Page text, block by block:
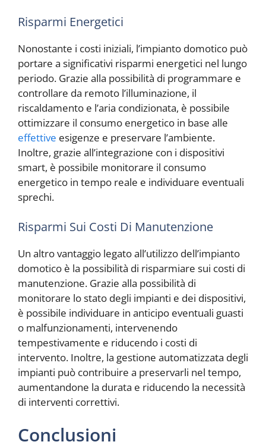
Risparmi Energetici
Nonostante i costi iniziali, l’impianto domotico può
portare a significativi risparmi energetici nel lungo
periodo. Grazie alla possibilità di programmare e
controllare da remoto l’illuminazione, il
riscaldamento e l’aria condizionata, è possibile
ottimizzare il consumo energetico in base alle
effettive esigenze e preservare l’ambiente.
Inoltre, grazie all’integrazione con i dispositivi
smart, è possibile monitorare il consumo
energetico in tempo reale e individuare eventuali
sprechi.
Risparmi Sui Costi Di Manutenzione
Un altro vantaggio legato all’utilizzo dell’impianto
domotico è la possibilità di risparmiare sui costi di
manutenzione. Grazie alla possibilità di
monitorare lo stato degli impianti e dei dispositivi,
è possibile individuare in anticipo eventuali guasti
o malfunzionamenti, intervenendo
tempestivamente e riducendo i costi di
intervento. Inoltre, la gestione automatizzata degli
impianti può contribuire a preservarli nel tempo,
aumentandone la durata e riducendo la necessità
di interventi correttivi.
Conclusioni